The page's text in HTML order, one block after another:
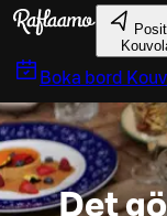
Gå till
Boka bord
Det